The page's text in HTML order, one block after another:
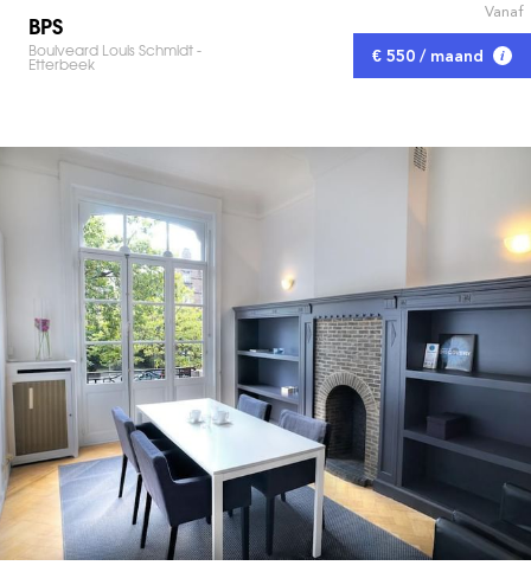
BPS
Boulveard Louis Schmidt -
Etterbeek
Vanaf
€ 550 / maand